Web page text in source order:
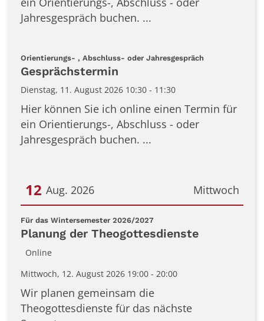
Jahresgespräch buchen. ...
Orientierungs- , Abschluss- oder Jahresgespräch
Gesprächstermin
Dienstag, 11. August 2026 10:30 - 11:30
Hier können Sie ich online einen Termin für
ein Orientierungs-, Abschluss - oder
Jahresgespräch buchen. ...
Mittwoch
12 Aug. 2026
Datum: 12. August 2026
Für das Wintersemester 2026/2027:
Planung der Theogottesdienste
Online
Mittwoch, 12. August 2026 19:00 - 20:00
Wir planen gemeinsam die
Theogottesdienste für das nächste